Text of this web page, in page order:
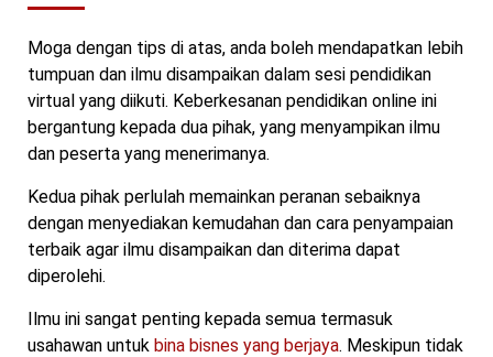
Moga dengan tips di atas, anda boleh mendapatkan lebih
tumpuan dan ilmu disampaikan dalam sesi pendidikan
virtual yang diikuti. Keberkesanan pendidikan online ini
bergantung kepada dua pihak, yang menyampikan ilmu
dan peserta yang menerimanya.
Kedua pihak perlulah memainkan peranan sebaiknya
dengan menyediakan kemudahan dan cara penyampaian
terbaik agar ilmu disampaikan dan diterima dapat
diperolehi.
Ilmu ini sangat penting kepada semua termasuk
usahawan untuk bina bisnes yang berjaya. Meskipun tidak